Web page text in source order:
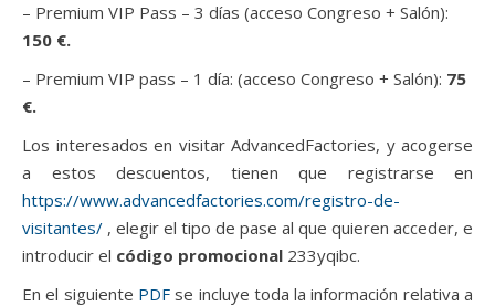
– Premium VIP Pass – 3 días (acceso Congreso + Salón):
150 €.
– Premium VIP pass – 1 día: (acceso Congreso + Salón): 75
€.
Los interesados en visitar AdvancedFactories, y acogerse
a estos descuentos, tienen que registrarse en
https://www.advancedfactories.com/registro-de-
visitantes/ , elegir el tipo de pase al que quieren acceder, e
introducir el código promocional 233yqibc.
En el siguiente PDFse incluye toda la información relativa a